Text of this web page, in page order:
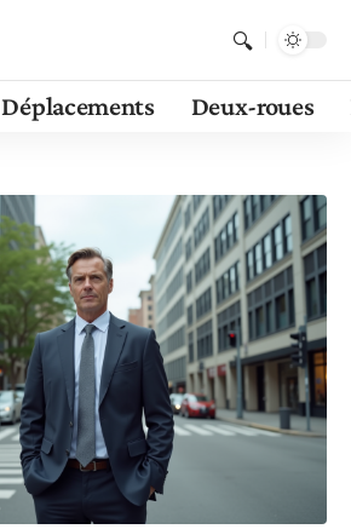
Déplacements Deux-roues